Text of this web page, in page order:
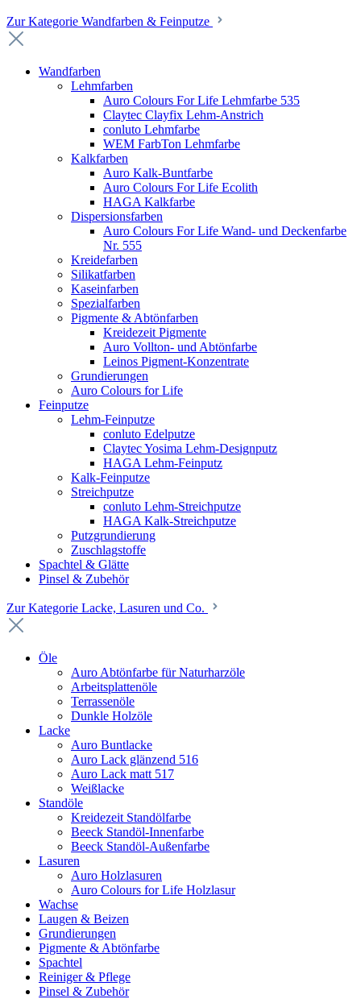
Zur Kategorie Wandfarben & Feinputze
Wandfarben
Lehmfarben
Auro Colours For Life Lehmfarbe 535
Claytec Clayfix Lehm-Anstrich
conluto Lehmfarbe
WEM FarbTon Lehmfarbe
Kalkfarben
Auro Kalk-Buntfarbe
Auro Colours For Life Ecolith
HAGA Kalkfarbe
Dispersionsfarben
Auro Colours For Life Wand- und Deckenfarbe
Nr. 555
Kreidefarben
Silikatfarben
Kaseinfarben
Spezialfarben
Pigmente & Abtönfarben
Kreidezeit Pigmente
Auro Vollton- und Abtönfarbe
Leinos Pigment-Konzentrate
Grundierungen
Auro Colours for Life
Feinputze
Lehm-Feinputze
conluto Edelputze
Claytec Yosima Lehm-Designputz
HAGA Lehm-Feinputz
Kalk-Feinputze
Streichputze
conluto Lehm-Streichputze
HAGA Kalk-Streichputze
Putzgrundierung
Zuschlagstoffe
Spachtel & Glätte
Pinsel & Zubehör
Zur Kategorie Lacke, Lasuren und Co.
Öle
Auro Abtönfarbe für Naturharzöle
Arbeitsplattenöle
Terrassenöle
Dunkle Holzöle
Lacke
Auro Buntlacke
Auro Lack glänzend 516
Auro Lack matt 517
Weißlacke
Standöle
Kreidezeit Standölfarbe
Beeck Standöl-Innenfarbe
Beeck Standöl-Außenfarbe
Lasuren
Auro Holzlasuren
Auro Colours for Life Holzlasur
Wachse
Laugen & Beizen
Grundierungen
Pigmente & Abtönfarbe
Spachtel
Reiniger & Pflege
Pinsel & Zubehör